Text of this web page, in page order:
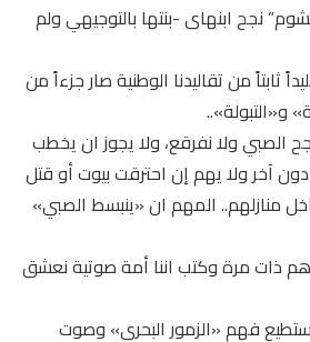
نجح ابنهاى -بنتها بالتوجيهي ولم
ثابتاً من تقاليدنا الوطنية صار جزءاً من
و«التبولة»..
الصبي ولا نفرقع، ولا يجوز ان يخطب
آخر ولا يهم إن احترقت بيوت أو قتل
منازلهم.. المهم ان «ينبسط الصبي»
ذات مرة وكتب اننا أمة صوتية نعشق
فهم «الزمور البحري» وصوت